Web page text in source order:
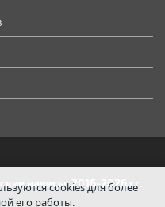
навесы, 2016-2026 гг.
cookies для более
его работы.